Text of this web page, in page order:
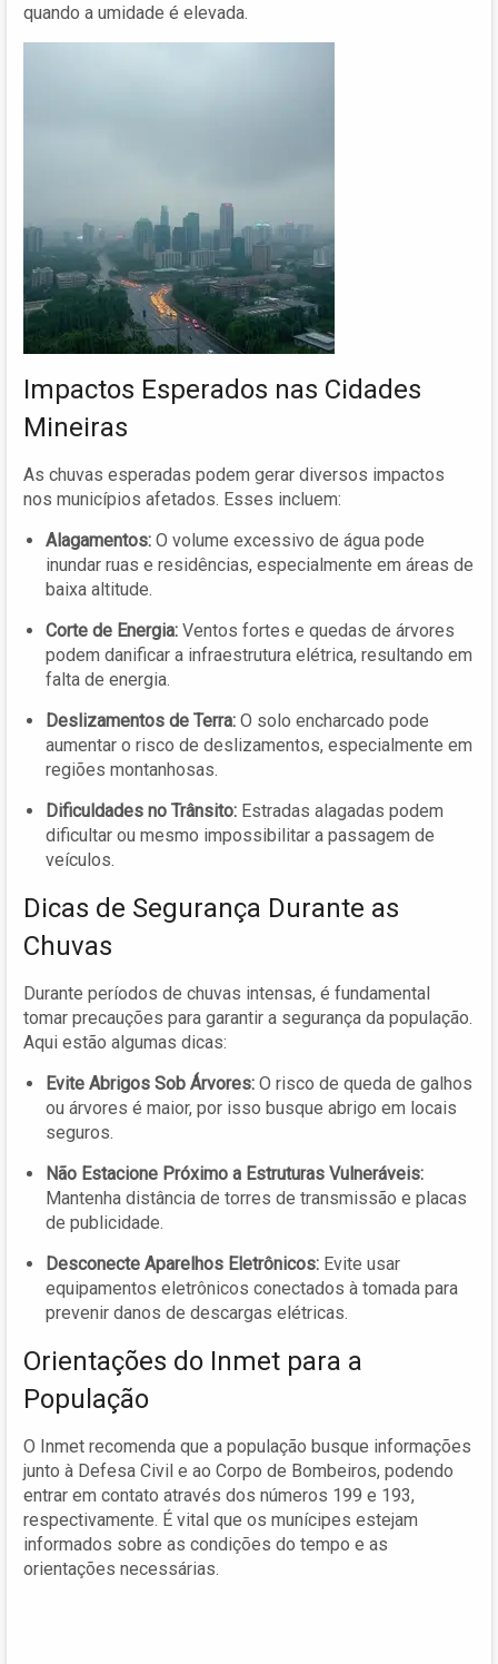
quando a umidade é elevada.
Impactos Esperados nas Cidades
Mineiras
As chuvas esperadas podem gerar diversos impactos
nos municípios afetados. Esses incluem:
Alagamentos: O volume excessivo de água pode
inundar ruas e residências, especialmente em áreas de
baixa altitude.
Corte de Energia: Ventos fortes e quedas de árvores
podem danificar a infraestrutura elétrica, resultando em
falta de energia.
Deslizamentos de Terra: O solo encharcado pode
aumentar o risco de deslizamentos, especialmente em
regiões montanhosas.
Dificuldades no Trânsito: Estradas alagadas podem
dificultar ou mesmo impossibilitar a passagem de
veículos.
Dicas de Segurança Durante as
Chuvas
Durante períodos de chuvas intensas, é fundamental
tomar precauções para garantir a segurança da população.
Aqui estão algumas dicas:
Evite Abrigos Sob Árvores: O risco de queda de galhos
ou árvores é maior, por isso busque abrigo em locais
seguros.
Não Estacione Próximo a Estruturas Vulneráveis:
Mantenha distância de torres de transmissão e placas
de publicidade.
Desconecte Aparelhos Eletrônicos: Evite usar
equipamentos eletrônicos conectados à tomada para
prevenir danos de descargas elétricas.
Orientações do Inmet para a
População
O Inmet recomenda que a população busque informações
junto à Defesa Civil e ao Corpo de Bombeiros, podendo
entrar em contato através dos números 199 e 193,
respectivamente. É vital que os munícipes estejam
informados sobre as condições do tempo e as
orientações necessárias.